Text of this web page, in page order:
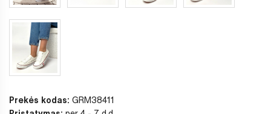
Prekės kodas: GRM38411